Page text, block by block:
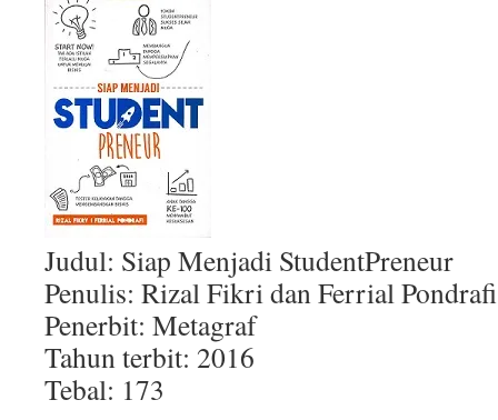
Judul: Siap Menjadi StudentPreneur
Penulis: Rizal Fikri dan Ferrial Pondrafi
Penerbit: Metagraf
Tahun terbit: 2016
Tebal: 173